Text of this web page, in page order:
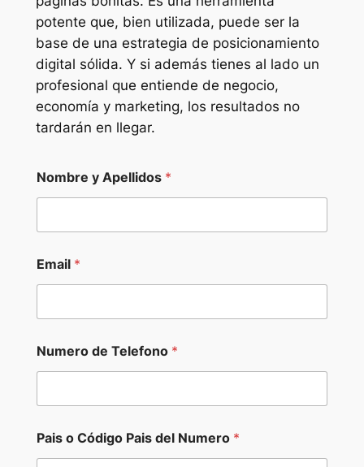
potente que, bien utilizada, puede ser la
base de una estrategia de posicionamiento
digital sólida. Y si además tienes al lado un
profesional que entiende de negocio,
economía y marketing, los resultados no
tardarán en llegar.
Nombre y Apellidos *
Email *
Numero de Telefono *
Pais o Código Pais del Numero *